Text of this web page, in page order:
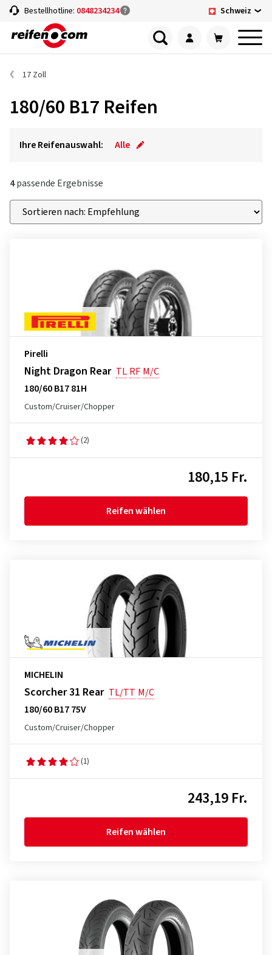
Bestellhotline: 0848234234 Schweiz
17 Zoll
180/60 B17 Reifen
Ihre Reifenauswahl: Alle
4passende Ergebnisse
Pirelli
Night Dragon Rear TL RF M/C
180/60 B17 81H
Custom/Cruiser/Chopper
(2)
180,15 Fr.
Reifen wählen
MICHELIN
Scorcher 31 Rear TL/TT M/C
180/60 B17 75V
Custom/Cruiser/Chopper
(1)
243,19 Fr.
Reifen wählen